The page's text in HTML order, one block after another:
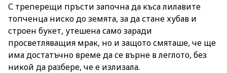
С треперещи пръсти започна да къса лилавите
топченца ниско до земята, за да стане хубав и
строен букет, утешена само заради
просветляващия мрак, но и защото смяташе, че ще
има достатъчно време да се върне в леглото, без
никой да разбере, че е излизала.